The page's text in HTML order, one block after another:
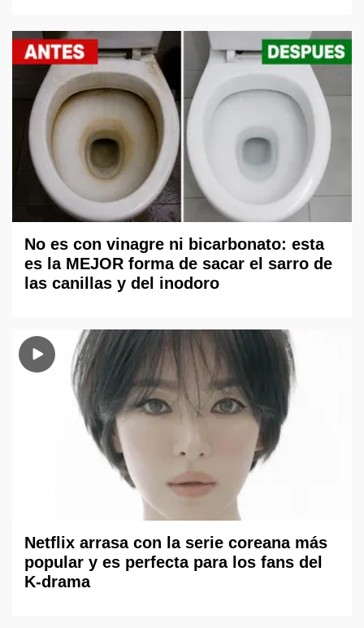
No es con vinagre ni bicarbonato: esta
es la MEJOR forma de sacar el sarro de
las canillas y del inodoro
Netflix arrasa con la serie coreana más
popular y es perfecta para los fans del
K-drama